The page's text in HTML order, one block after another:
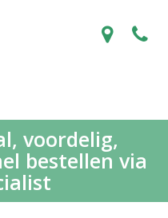
voordelig,
bestellen via